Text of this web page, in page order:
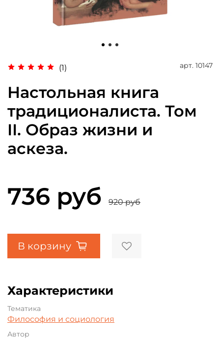
(1) арт. 10147
Настольная книга
традиционалиста. Том
II. Образ жизни и
аскеза.
736 руб 920 руб
В корзину
Характеристики
Тематика
Философия и социология
Автор